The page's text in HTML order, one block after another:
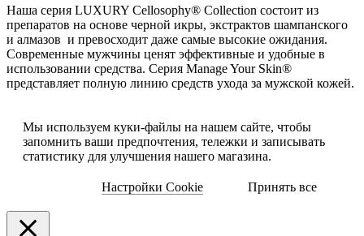
Наша серия LUXURY Cellosophy® Collection состоит из
препаратов на основе черной икры, экстрактов шампанского
и алмазов и превосходит даже самые высокие ожидания.
Современные мужчины ценят эффективные и удобные в
использовании средства. Серия Manage Your Skin®
представляет полную линию средств ухода за мужской кожей.
Мы используем куки-файлы на нашем сайте, чтобы
запомнить ваши предпочтения, тележки и записывать
статистику для улучшения нашего магазина.
Настройки Cookie Принять все